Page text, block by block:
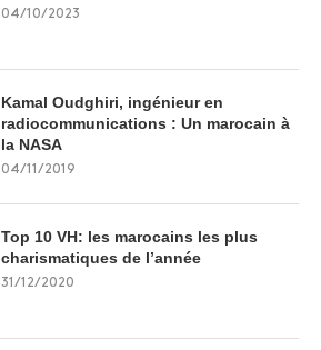
04/10/2023
Kamal Oudghiri, ingénieur en
radiocommunications : Un marocain à
la NASA
04/11/2019
Top 10 VH: les marocains les plus
charismatiques de l’année
31/12/2020